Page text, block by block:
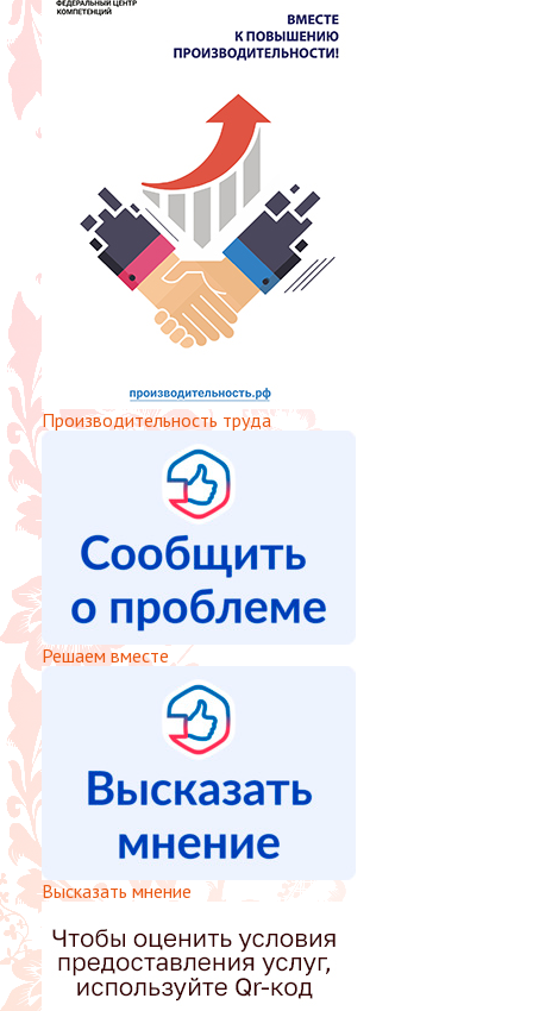
Производительность труда
Решаем вместе
Высказать мнение